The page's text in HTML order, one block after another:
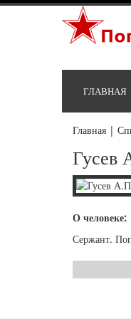
ГЛАВНАЯ
Главная |
Гусев
О человеке:
Сержант.